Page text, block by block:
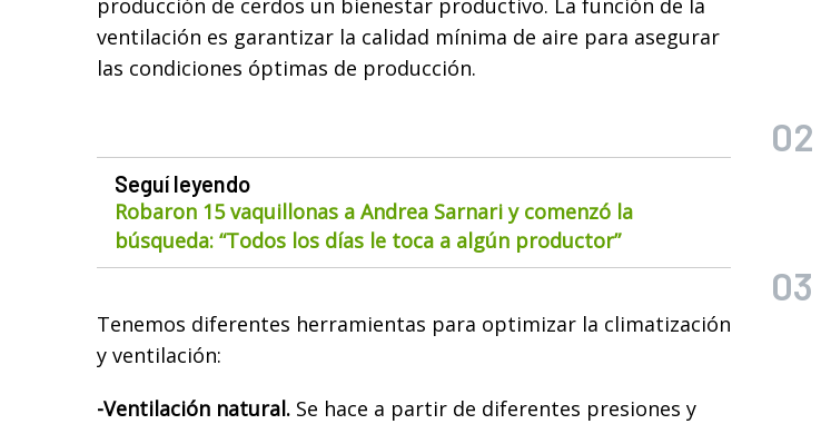
ventilación es garantizar la calidad mínima de aire para asegurar
las condiciones óptimas de producción.
Seguí leyendo
Robaron 15 vaquillonas a Andrea Sarnari y comenzó la
búsqueda: “Todos los días le toca a algún productor”
Tenemos diferentes herramientas para optimizar la climatización
y ventilación:
-Ventilación natural. Se hace a partir de diferentes presiones y